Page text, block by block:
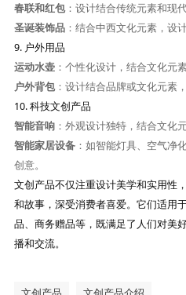
春联和红包：设计结合传统元素和现
圣诞装饰品：结合中西文化元素，设计
9. 户外用品
运动水壶：个性化设计，结合文化元
户外背包：设计结合品牌或文化元素
10.科技文创产品
智能音响：外观设计独特，结合文化
智能家居设备：如智能灯具、空气净
创意。
文创产品不仅注重设计美学和实用性
和故事，深受消费者喜爱。它们适用
品、商务赠品等，既满足了人们对美
播和交流。